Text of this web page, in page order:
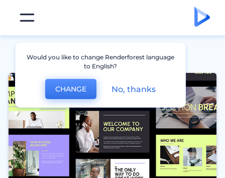
Would you like to change Renderforest language
to English?
CHANGE No, thanks